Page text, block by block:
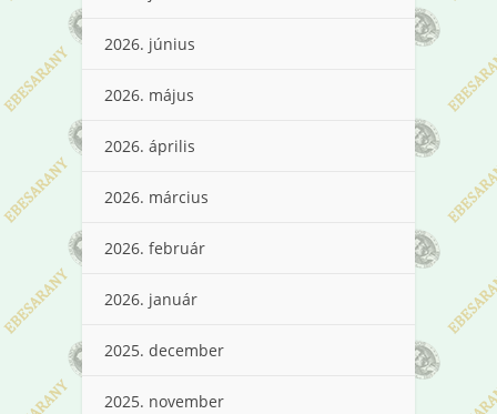
2026. június
2026. május
2026. április
2026. március
2026. február
2026. január
2025. december
2025. november